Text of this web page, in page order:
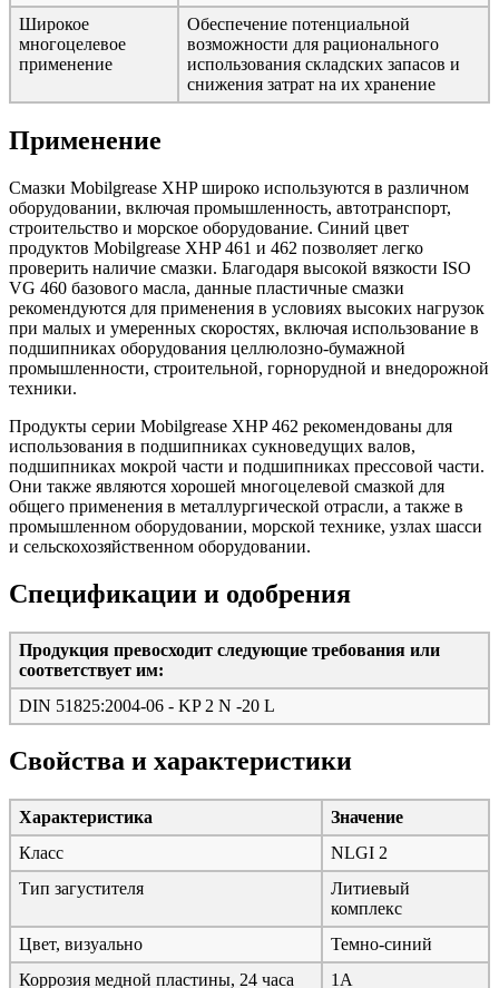
Широкое
многоцелевое
применение
Обеспечение потенциальной
возможности для рационального
использования складских запасов и
снижения затрат на их хранение
Применение
Смазки Mobilgrease XHP широко используются в различном
оборудовании, включая промышленность, автотранспорт,
строительство и морское оборудование. Синий цвет
продуктов Mobilgrease XHP 461 и 462 позволяет легко
проверить наличие смазки. Благодаря высокой вязкости ISO
VG 460 базового масла, данные пластичные смазки
рекомендуются для применения в условиях высоких нагрузок
при малых и умеренных скоростях, включая использование в
подшипниках оборудования целлюлозно-бумажной
промышленности, строительной, горнорудной и внедорожной
техники.
Продукты серии Mobilgrease XHP 462 рекомендованы для
использования в подшипниках сукноведущих валов,
подшипниках мокрой части и подшипниках прессовой части.
Они также являются хорошей многоцелевой смазкой для
общего применения в металлургической отрасли, а также в
промышленном оборудовании, морской технике, узлах шасси
и сельскохозяйственном оборудовании.
Спецификации и одобрения
Продукция превосходит следующие требования или
соответствует им:
DIN 51825:2004-06 - KP 2 N -20 L
Свойства и характеристики
Характеристика
Значение
Класс
NLGI 2
Тип загустителя
Литиевый
комплекс
Цвет, визуально
Темно-синий
Коррозия медной пластины, 24 часа
1A